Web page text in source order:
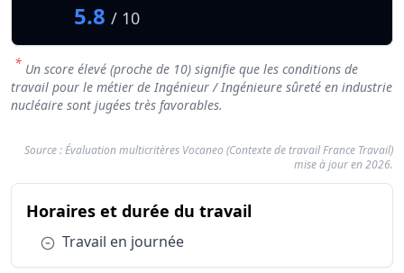
5.8 / 10
* Un score élevé (proche de 10) signifie que les conditions de
travail pour le métier de Ingénieur / Ingénieure sûreté en industrie
nucléaire sont jugées très favorables.
Source : Évaluation multicritères Vocaneo (Contexte de travail France Travail)
mise à jour en 2026.
Résumé des
Catégorie
Horaires et durée du travail
Conditions de travail et risques professionnelsEn milieu
Horaires et durée du travaildu métier
Condition :
Travail en journée